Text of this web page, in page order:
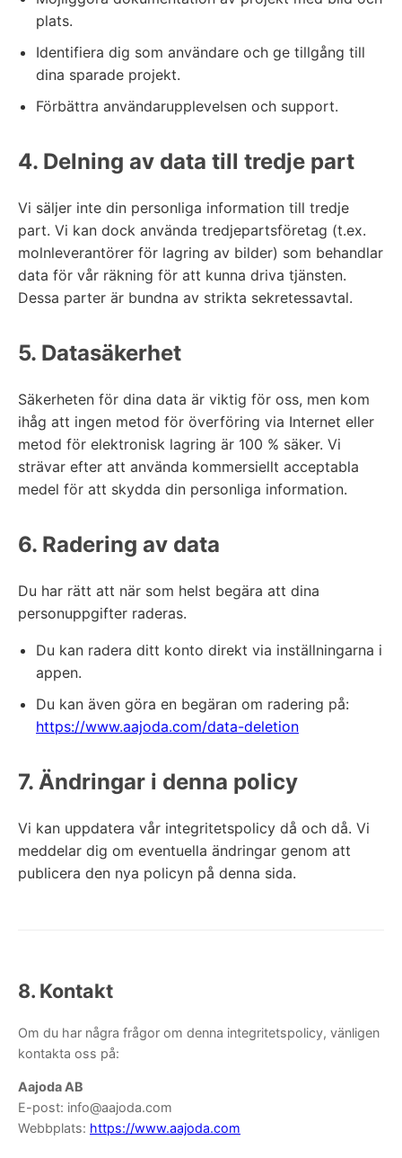
plats.
Identifiera dig som användare och ge tillgång till
dina sparade projekt.
Förbättra användarupplevelsen och support.
4. Delning av data till tredje part
Vi säljer inte din personliga information till tredje
part. Vi kan dock använda tredjepartsföretag (t.ex.
molnleverantörer för lagring av bilder) som behandlar
data för vår räkning för att kunna driva tjänsten.
Dessa parter är bundna av strikta sekretessavtal.
5. Datasäkerhet
Säkerheten för dina data är viktig för oss, men kom
ihåg att ingen metod för överföring via Internet eller
metod för elektronisk lagring är 100 % säker. Vi
strävar efter att använda kommersiellt acceptabla
medel för att skydda din personliga information.
6. Radering av data
Du har rätt att när som helst begära att dina
personuppgifter raderas.
Du kan radera ditt konto direkt via inställningarna i
appen.
Du kan även göra en begäran om radering på:
https://www.aajoda.com/data-deletion
7. Ändringar i denna policy
Vi kan uppdatera vår integritetspolicy då och då. Vi
meddelar dig om eventuella ändringar genom att
publicera den nya policyn på denna sida.
8. Kontakt
Om du har några frågor om denna integritetspolicy, vänligen
kontakta oss på:
Aajoda AB
E-post: info@aajoda.com
Webbplats: https://www.aajoda.com